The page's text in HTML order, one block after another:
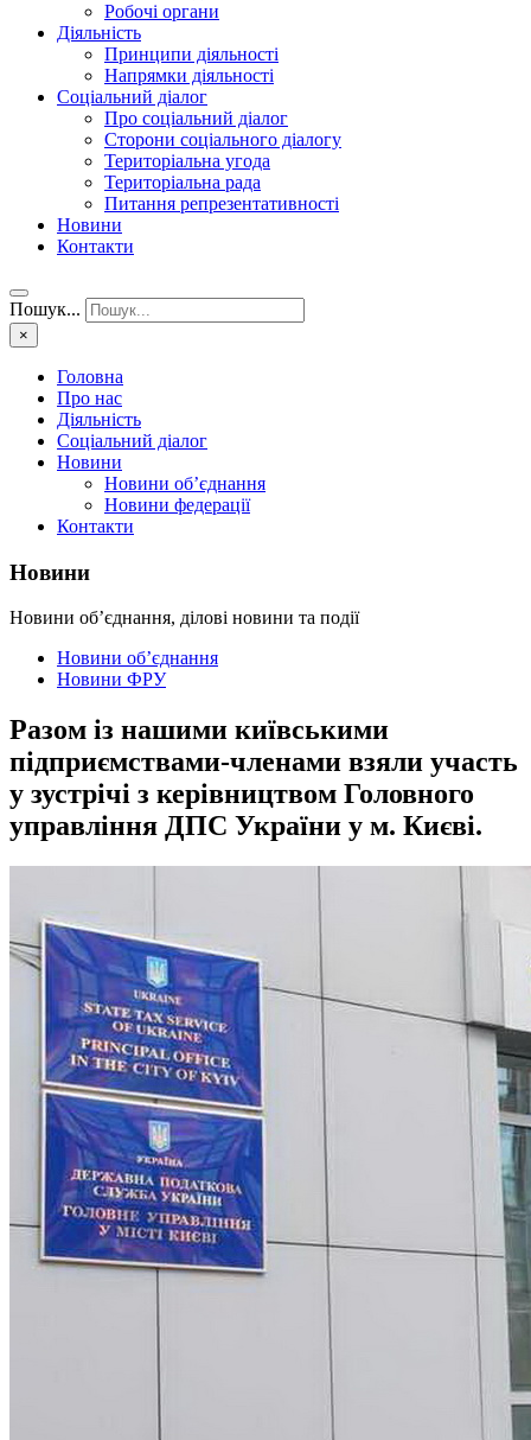
Робочі органи
Діяльність
Принципи діяльності
Напрямки діяльності
Соціальний діалог
Про соціальний діалог
Сторони соціального діалогу
Територіальна угода
Територіальна рада
Питання репрезентативності
Новини
Контакти
Пошук...
×
Головна
Про нас
Діяльність
Соціальний діалог
Новини
Новини об’єднання
Новини федерації
Контакти
Новини
Новини об’єднання, ділові новини та події
Новини об’єднання
Новини ФРУ
Разом із нашими київськими
підприємствами-членами взяли участь
у зустрічі з керівництвом Головного
управління ДПС України у м. Києві.